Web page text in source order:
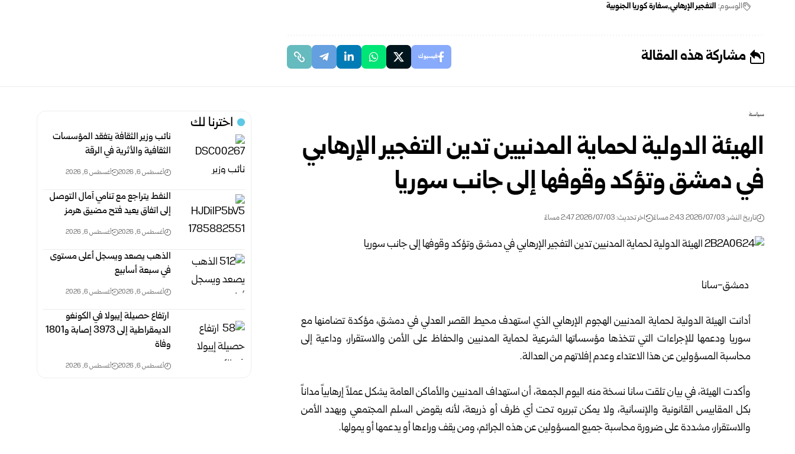
الوسوم: التفجير الإرهابي سفارة كوريا الجنوبية
مشاركة هذه المقالة فيسبوك
سياسة
الهيئة الدولية لحماية المدنيين تدين التفجير الإرهابي
في دمشق وتؤكد وقوفها إلى جانب ‏سوريا ‏
تاريخ النشر: 2026/07/03 2:43 مساءً اخر تحديث: 2026/07/03 2:47 مساءً
‏ ‏دمشق-سانا‏
أدانت الهيئة الدولية لحماية المدنيين الهجوم الإرهابي الذي استهدف محيط القصر العدلي ‏في دمشق، مؤكدة تضامنها مع
سوريا ودعمها للإجراءات التي تتخذها مؤسساتها ‏الشرعية لحماية المدنيين والحفاظ على الأمن والاستقرار، وداعية إلى
محاسبة المسؤولين ‏عن هذا الاعتداء وعدم إفلاتهم من العدالة.‏
وأكدت الهيئة، في بيان تلقت سانا نسخة منه اليوم الجمعة، أن استهداف المدنيين والأماكن ‏العامة يشكل عملاً إرهابياً مداناً
بكل المقاييس القانونية والإنسانية، ولا يمكن تبريره تحت ‏أي ظرف أو ذريعة، لأنه يقوض السلم المجتمعي ويهدد الأمن
والاستقرار، مشددة على ‏ضرورة محاسبة جميع المسؤولين عن هذه الجرائم، ومن يقف وراءها أو يدعمها أو ‏يمولها.‏
اخترنا لك
نائب وزير الثقافة يتفقد المؤسسات
الثقافية والأثرية في الرقة
أغسطس 6, 2026 أغسطس 6, 2026
النفط يتراجع مع تنامي آمال التوصل
إلى اتفاق يعيد فتح مضيق هرمز
أغسطس 6, 2026 أغسطس 6, 2026
الذهب يصعد ويسجل أعلى مستوى
في سبعة أسابيع
أغسطس 6, 2026 أغسطس 6, 2026
‏ ارتفاع حصيلة إيبولا في الكونغو
الديمقراطية إلى 3973 إصابة و1801
وفاة
أغسطس 6, 2026 أغسطس 6, 2026